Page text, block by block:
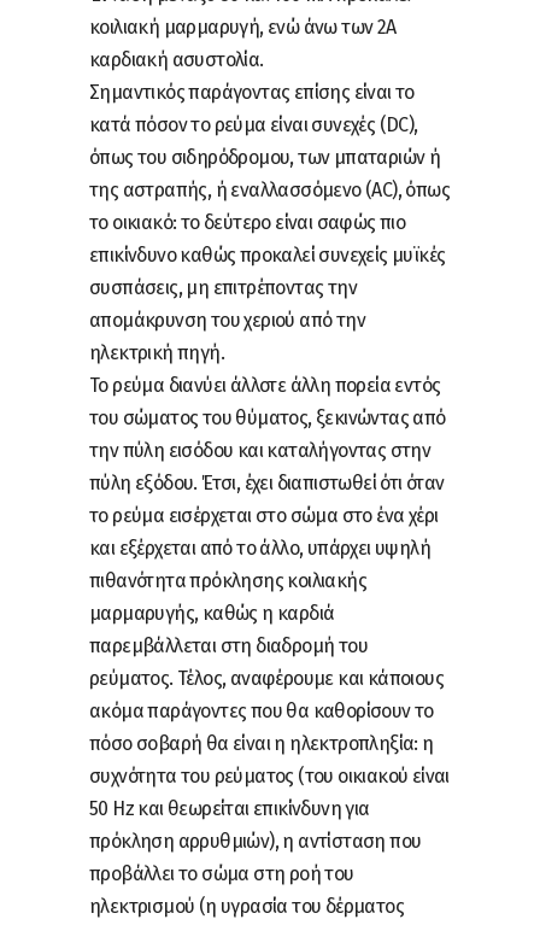
κοιλιακή μαρμαρυγή, ενώ άνω των 2Α
καρδιακή ασυστολία.
Σημαντικός παράγοντας επίσης είναι το
κατά πόσον το ρεύμα είναι συνεχές (DC),
όπως του σιδηρόδρομου, των μπαταριών ή
της αστραπής, ή εναλλασσόμενο (AC), όπως
το οικιακό: το δεύτερο είναι σαφώς πιο
επικίνδυνο καθώς προκαλεί συνεχείς μυϊκές
συσπάσεις, μη επιτρέποντας την
απομάκρυνση του χεριού από την
ηλεκτρική πηγή.
Το ρεύμα διανύει άλλοτε άλλη πορεία εντός
του σώματος του θύματος, ξεκινώντας από
την πύλη εισόδου και καταλήγοντας στην
πύλη εξόδου. Έτσι, έχει διαπιστωθεί ότι όταν
το ρεύμα εισέρχεται στο σώμα στο ένα χέρι
και εξέρχεται από το άλλο, υπάρχει υψηλή
πιθανότητα πρόκλησης κοιλιακής
μαρμαρυγής, καθώς η καρδιά
παρεμβάλλεται στη διαδρομή του
ρεύματος. Τέλος, αναφέρουμε και κάποιους
ακόμα παράγοντες που θα καθορίσουν το
πόσο σοβαρή θα είναι η ηλεκτροπληξία: η
συχνότητα του ρεύματος (του οικιακού είναι
50 Hz και θεωρείται επικίνδυνη για
πρόκληση αρρυθμιών), η αντίσταση που
προβάλλει το σώμα στη ροή του
ηλεκτρισμού (η υγρασία του δέρματος